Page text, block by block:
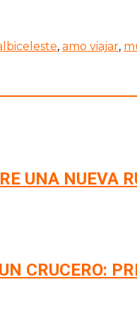
, amo viajar,
UNA NUEVA
CRUCERO: